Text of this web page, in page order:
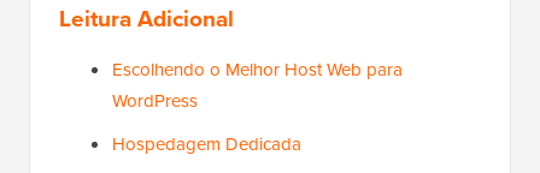
Leitura Adicional
Escolhendo o Melhor Host Web para
WordPress
Hospedagem Dedicada